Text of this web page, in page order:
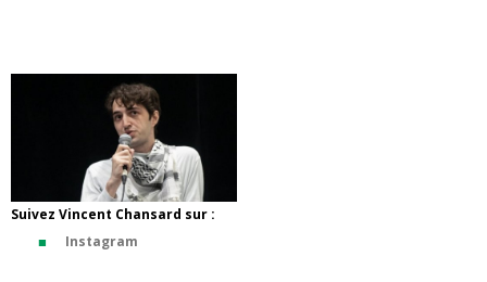
Suivez Vincent Chansard sur :
Instagram